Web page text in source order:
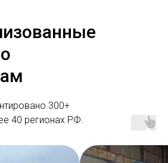
300+
40 регионах РФ.